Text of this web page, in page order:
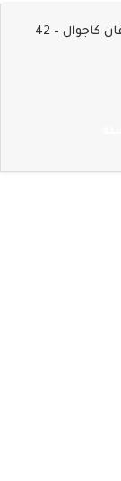
كاجوال – 42